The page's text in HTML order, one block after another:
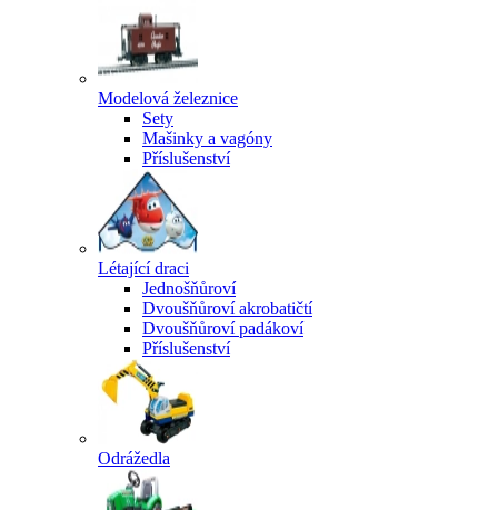
Modelová železnice
Sety
Mašinky a vagóny
Příslušenství
Létající draci
Jednošňůroví
Dvoušňůroví akrobatičtí
Dvoušňůroví padákoví
Příslušenství
Odrážedla